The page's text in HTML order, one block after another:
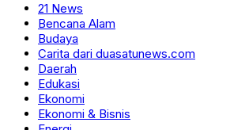
21 News
Bencana Alam
Budaya
Carita dari duasatunews.com
Daerah
Edukasi
Ekonomi
Ekonomi & Bisnis